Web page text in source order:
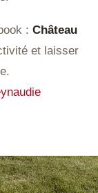
: Château
et laisser